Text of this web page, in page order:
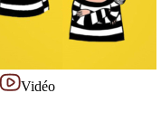
Vidéo